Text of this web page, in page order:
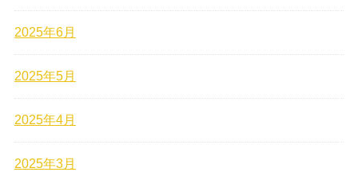
2025年6月
2025年5月
2025年4月
2025年3月